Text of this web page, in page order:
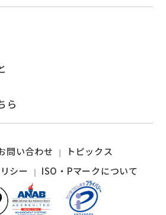
ら
問い合わせ
トピックス
シー
ISO・Pマークについて